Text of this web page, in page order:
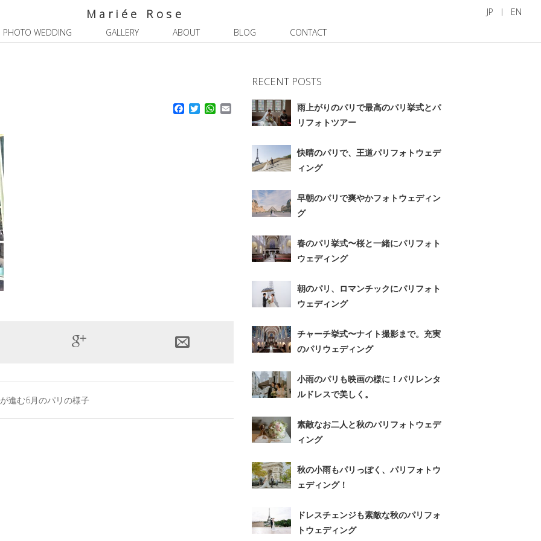
Mariée Rose
PHOTO WEDDING GALLERY ABOUT BLOG CONTACT
JP EN
Facebook
TwitterWhatsApp
Email
進む6月のパリの様子
RECENT POSTS
雨上がりのパリで最高のパリ挙式とパ
リフォトツアー
快晴のパリで、王道パリフォトウェデ
ィング
早朝のパリで爽やかフォトウェディン
グ
春のパリ挙式〜桜と一緒にパリフォト
ウェディング
朝のパリ、ロマンチックにパリフォト
ウェディング
チャーチ挙式〜ナイト撮影まで。充実
のパリウェディング
小雨のパリも映画の様に！パリレンタ
ルドレスで美しく。
素敵なお二人と秋のパリフォトウェデ
ィング
秋の小雨もパリっぽく、パリフォトウ
ェディング！
ドレスチェンジも素敵な秋のパリフォ
トウェディング